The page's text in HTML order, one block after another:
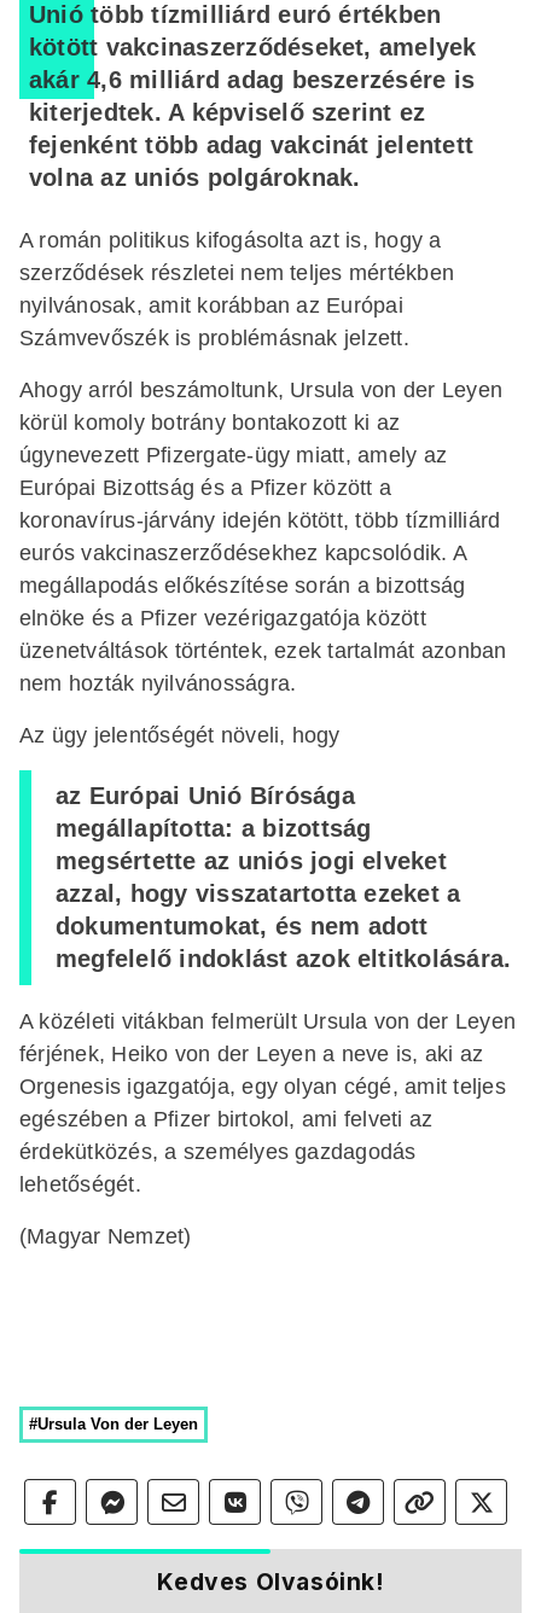
Unió több tízmilliárd euró értékben
kötött vakcinaszerződéseket, amelyek
akár 4,6 milliárd adag beszerzésére is
kiterjedtek. A képviselő szerint ez
fejenként több adag vakcinát jelentett
volna az uniós polgároknak.
A román politikus kifogásolta azt is, hogy a
szerződések részletei nem teljes mértékben
nyilvánosak, amit korábban az Európai
Számvevőszék is problémásnak jelzett.
Ahogy arról beszámoltunk, Ursula von der Leyen
körül komoly botrány bontakozott ki az
úgynevezett Pfizergate-ügy miatt, amely az
Európai Bizottság és a Pfizer között a
koronavírus-járvány idején kötött, több tízmilliárd
eurós vakcinaszerződésekhez kapcsolódik. A
megállapodás előkészítése során a bizottság
elnöke és a Pfizer vezérigazgatója között
üzenetváltások történtek, ezek tartalmát azonban
nem hozták nyilvánosságra.
Az ügy jelentőségét növeli, hogy
az Európai Unió Bírósága
megállapította: a bizottság
megsértette az uniós jogi elveket
azzal, hogy visszatartotta ezeket a
dokumentumokat, és nem adott
megfelelő indoklást azok eltitkolására.
A közéleti vitákban felmerült Ursula von der Leyen
férjének, Heiko von der Leyen a neve is, aki az
Orgenesis igazgatója, egy olyan cégé, amit teljes
egészében a Pfizer birtokol, ami felveti az
érdekütközés, a személyes gazdagodás
lehetőségét.
(Magyar Nemzet)
#Ursula Von der Leyen
Kedves Olvasóink!